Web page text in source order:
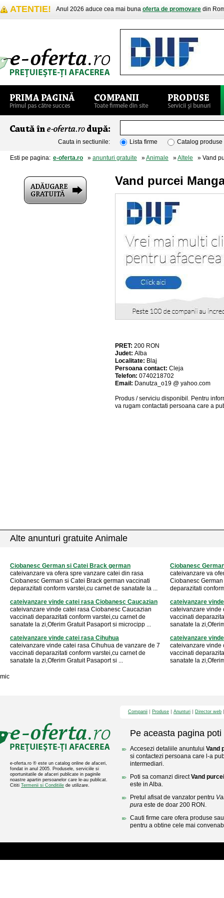
ATENTIE! Anul 2026 aduce cea mai buna oferta de promovare din
Cauta in sectiunile: Lista firme Catalog produse
Esti pe pagina: e-oferta.ro » anunturi gratuite »Animale »Altele » Vand
Vand purcei
PRET: 200 RON
Judet: Alba
Localitate: Blaj
Persoana contact: Cleja
Telefon: 0740218702
Email: Danutza_o19 @ yahoo.com
Produs / serviciu disponibil . Pentru
va rugam contactati persoana care a
Alte anunturi gratuite Animale
Ciobanesc German si Catei Brack german
cateivanzare va ofera spre vanzare catei din rasa
Ciobanesc German si Catei Brack german vaccinati
deparazitati conform varstei,cu carnet de sanatate la ...
Ciobanesc
cateivanzare va
Ciobanesc
deparazitati
cateivanzare vinde catei rasa Ciobanesc Caucazian
cateivanzare vinde catei rasa Ciobanesc Caucazian
vaccinati deparazitati conform varstei,cu carnet de
sanatate la zi,Oferim Gratuit Pasaport si microcipp ...
cateivanzare
cateivanzare vinde
vaccinati
sanatate la
cateivanzare vinde catei rasa Cihuhua
cateivanzare vinde catei rasa Cihuhua de vanzare de 7
vaccinati deparazitati conform varstei,cu carnet de
sanatate la zi,Oferim Gratuit Pasaport si ...
cateivanzare
cateivanzare vinde
vaccinati
sanatate la
mic
e-oferta.ro ® este un catalog online de afaceri,
fondat in anul 2005. Produsele, serviciile si
oportunitatile de afaceri publicate in paginile
noastre apartin persoanelor care le-au publicat.
Cititi Termenii si Conditiile de utilizare.
Companii Produse Anunturi Director web
Pe aceasta pagina poti
Accesezi detaliile anuntului Vand
si contactezi persoana care l-a
intermediari.
Poti sa comanzi directVand
este in Alba.
Pretul afisat de vanzator pentru
pura este de doar 200 RON.
Cauti firme care ofera produse
pentru a obtine cele mai